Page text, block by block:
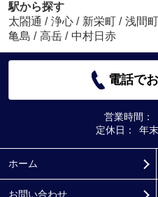
駅から探す
太閤通 / 浄心 / 新栄町 / 浅間町
亀島 / 高岳 / 中村日赤
電話で
営業時間：
定休日：
年
ホーム
お問い合わせ